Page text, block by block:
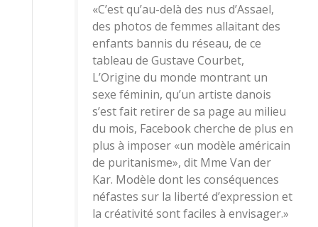
«C’est qu’au-delà des nus d’Assael,
des photos de femmes allaitant des
enfants bannis du réseau, de ce
tableau de Gustave Courbet,
L’Origine du monde montrant un
sexe féminin, qu’un artiste danois
s’est fait retirer de sa page au milieu
du mois, Facebook cherche de plus en
plus à imposer «un modèle américain
de puritanisme», dit Mme Van der
Kar. Modèle dont les conséquences
néfastes sur la liberté d’expression et
la créativité sont faciles à envisager.»